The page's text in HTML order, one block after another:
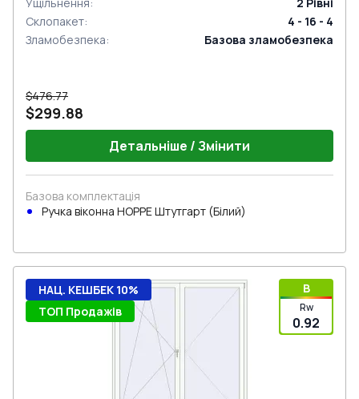
Склопакет:
4 - 16 - 4
Зламобезпека: Базова зламобезпека
$476.77
$299.88
Детальніше / Змінити
Базова комплектація
Ручка віконна HOPPE Штутгарт (Білий)
B
Rw
0.92
НАЦ. КЕШБЕК 10%
ТОП Продажів